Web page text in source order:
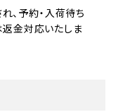
、予約・入荷待ち
金対応いたしま